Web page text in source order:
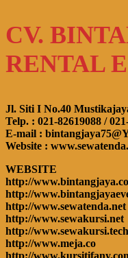
CV.
RENTAL
Jl. Siti I No.40
Telp. : 021-82619088 /
E-mail :
Website :
WEBSITE
http://
http://
http://www.sewatenda.net
http://www.sewakursi.net
http://www.sewakursi.tech
http://www.meja.co
http://